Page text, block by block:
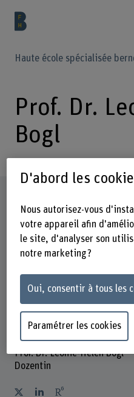
Haute école spécialisée
Prof. Dr.
Bogl
Prof. Dr. Leonie-Helen Bogl
Dozentin
D'abord les
Nous autorisez-vous
votre appareil afin
le site, d'analyser son
notre marketing ?
Oui, consentir à tous les
Paramétrer les cookies